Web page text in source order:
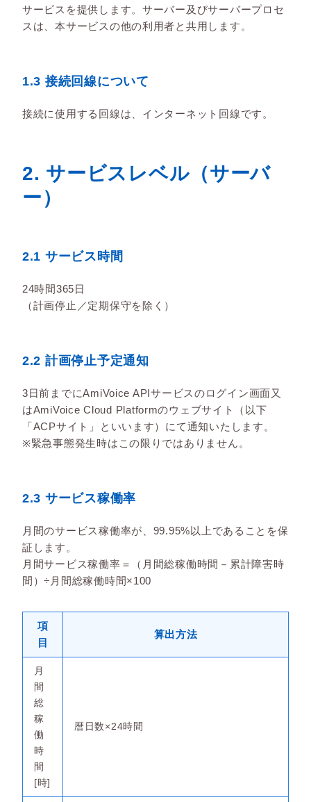
サービスを提供します。サーバー及びサーバープロセ
スは、本サービスの他の利用者と共用します。
1.3 接続回線について
接続に使用する回線は、インターネット回線です。
2. サービスレベル（サーバ
ー）
2.1 サービス時間
24時間365日
（計画停止／定期保守を除く）
2.2 計画停止予定通知
3日前までにAmiVoice APIサービスのログイン画面又
はAmiVoice Cloud Platformのウェブサイト（以下
「ACPサイト」といいます）にて通知いたします。
※緊急事態発生時はこの限りではありません。
2.3 サービス稼働率
月間のサービス稼働率が、99.95%以上であることを保
証します。
月間サービス稼働率＝（月間総稼働時間－累計障害時
間）÷月間総稼働時間×100
項
目
算出方法
月
間
総
稼
働
時
間
[時]
暦日数×24時間